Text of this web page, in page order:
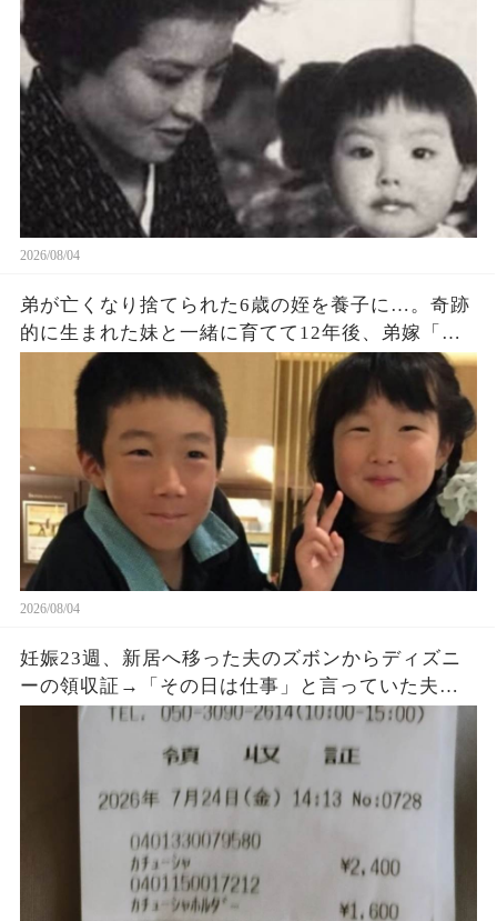
て、男は駅の売店に駅弁を買いに行ってしまっ
た。 女性は呆れて席に戻ると（続）
2026/08/04
弟が亡くなり捨てられた6歳の姪を養子に…。奇跡
的に生まれた妹と一緒に育てて12年後、弟嫁「ず
っと会いたかったわ‼」「…誰この人？」→発狂す
る弟嫁に天罰がｗ
2026/08/04
妊娠23週、新居へ移った夫のズボンからディズニ
ーの領収証→「その日は仕事」と言っていた夫に
購入品を尋ねると、LINEの時刻と説明が崩れ始め